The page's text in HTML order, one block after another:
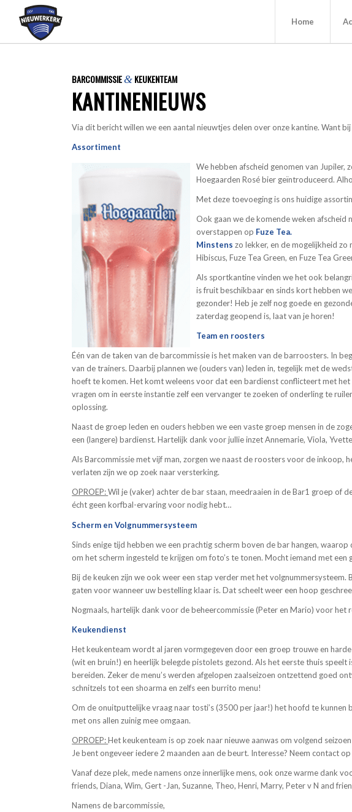
Home
BARCOMMISSIE& KEUKENTEAM
KANTINENIEUWS
Via dit bericht willen we een aantal nieuwtjes delen over onze kantine. Want
Assortiment
We hebben afscheid genomen van
Hoegaarden Rosé bier geïntroduceerd.
Met deze toevoeging is ons huidige
Ook gaan we de komende weken afscheid
overstappen op Fuze Tea.
Minstenszo lekker, en de mogelijkheid zo
Hibiscus, Fuze Tea Green, en Fuze Tea
Als sportkantine vinden we het ook
is fruit beschikbaar en sinds kort hebben
gezonder! Heb je zelf nog goede en
zaterdag geopend is, laat van je horen!
Team en roosters
Één van de taken van de barcommissie is het maken van de barroosters. In
van de trainers. Daarbij plannen we (ouders van) leden in, tegelijk met de
hoeft te komen. Het komt weleens voor dat een bardienst conflicteert met
vragen om in eerste instantie zelf een vervanger te zoeken of onderling te
oplossing.
Naast de groep leden en ouders hebben we een vaste groep mensen in de
een (langere) bardienst. Hartelijk dank voor jullie inzet Annemarie, Viola,
Als Barcommissie met vijf man, zorgen we naast de roosters voor de inkoop,
verlaten zijn we op zoek naar versterking.
OPROEP:Wil je (vaker) achter de bar staan, meedraaien in de Bar1 groep of
écht geen korfbal-ervaring voor nodig hebt…
Scherm en Volgnummersysteem
Sinds enige tijd hebben we een prachtig scherm boven de bar hangen,
om het scherm ingesteld te krijgen om foto’s te tonen. Mocht iemand met
Bij de keuken zijn we ook weer een stap verder met het
gaten voor wanneer uw bestelling klaar is. Dat scheelt weer een hoop
Nogmaals, hartelijk dank voor de beheercommissie (Peter en Mario) voor het
Keukendienst
Het keukenteam wordt al jaren vormgegeven door een groep trouwe en
(wit en bruin!) en heerlijk belegde pistolets gezond. Als het eerste thuis speelt
bereiden. Zeker de menu’s werden afgelopen zaalseizoen ontzettend goed
schnitzels tot een shoarma en zelfs een burrito menu!
Om de onuitputtelijke vraag naar tosti’s (3500 per jaar!) het hoofd te kunnen
met ons allen zuinig mee omgaan.
OPROEP:Het keukenteam is op zoek naar nieuwe aanwas om volgend
Je bent ongeveer iedere 2 maanden aan de beurt. Interesse? Neem contact
Vanaf deze plek, mede namens onze innerlijke mens, ook onze warme dank
friends, Diana, Wim, Gert -Jan, Suzanne, Theo, Henri, Marry, Peter v N and
Namens de barcommissie,